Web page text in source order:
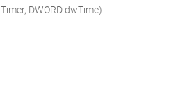
DWORDdwTime)